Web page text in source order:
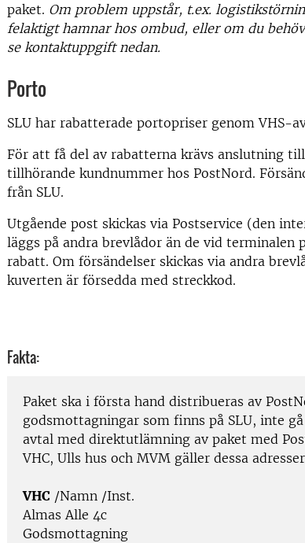
paket. Om problem uppstår, t.ex.
felaktigt hamnar hos ombud, eller om du
se kontaktuppgift nedan.
Porto
SLU har rabatterade portopriser genom VHS-
För att få del av rabatterna krävs anslutning
tillhörande kundnummer hos PostNord.
från SLU.
Utgående post skickas via Postservice (den
läggs på andra brevlådor än de vid
rabatt. Om försändelser skickas via andra
kuverten är försedda med streckkod.
Fakta:
Paket ska i första hand distribueras av
godsmottagningar som finns på SLU, inte
avtal med direktutlämning av paket med
VHC, Ulls hus och MVM gäller dessa
VHC /Namn /Inst.
Almas Alle 4c
Godsmottagning